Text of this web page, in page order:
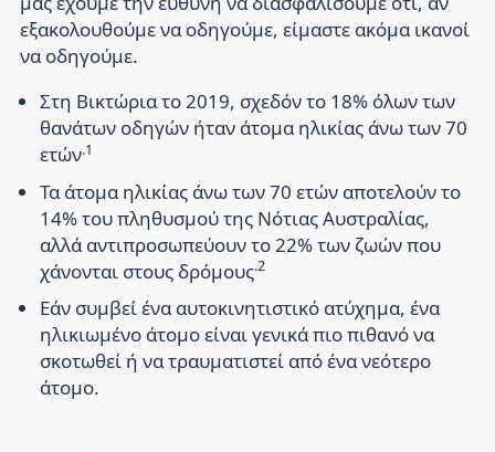
εξακολουθούμε να οδηγούμε, είμαστε ακόμα ικανοί
να οδηγούμε.
Στη Βικτώρια το 2019, σχεδόν το 18% όλων των
θανάτων οδηγών ήταν άτομα ηλικίας άνω των 70
ετών.1
Τα άτομα ηλικίας άνω των 70 ετών αποτελούν το
14% του πληθυσμού της Νότιας Αυστραλίας,
αλλά αντιπροσωπεύουν το 22% των ζωών που
χάνονται στους δρόμους.2
Εάν συμβεί ένα αυτοκινητιστικό ατύχημα, ένα
ηλικιωμένο άτομο είναι γενικά πιο πιθανό να
σκοτωθεί ή να τραυματιστεί από ένα νεότερο
άτομο.